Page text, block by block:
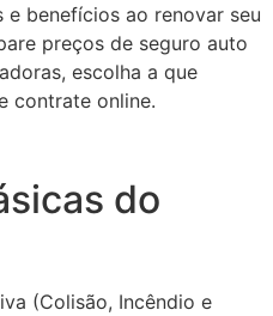
e benefícios ao renovar seu
preços de seguro auto
escolha a que
contrate online.
do
(Colisão, Incêndio e